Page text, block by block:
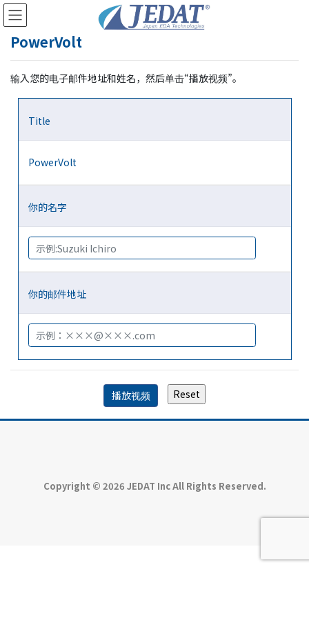
Skip
to
the
content
Skip
to
the
Navigation
PowerVolt
输入您的电子邮件地址和姓名，然后单击“播放视频”。
Title
PowerVolt
你的名字
你的邮件地址
Copyright © 2026 JEDAT Inc All Rights Reserved.